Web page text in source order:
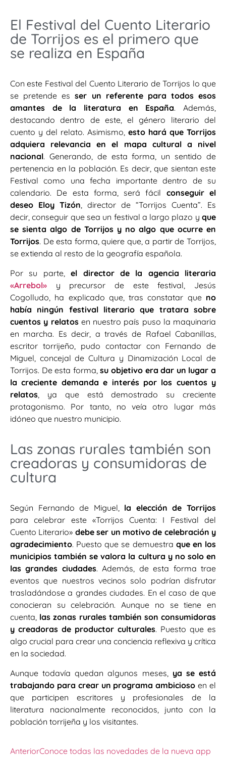
El Festival del Cuento Literario
de Torrijos es el primero que
se realiza en España
Con este Festival del Cuento Literario de Torrijos lo que
se pretende esser un referente para todos esos
amantes de la literatura en España. Además,
destacando dentro de este, el género literario del
cuento y del relato. Asimismo, esto hará que Torrijos
adquiera relevancia en el mapa cultural a nivel
nacional. Generando, de esta forma, un sentido de
pertenencia en la población. Es decir, que sientan este
Festival como una fecha importante dentro de su
calendario. De esta forma, será fácil conseguir el
deseo Eloy Tizón, director de “Torrijos Cuenta”. Es
decir, conseguir que sea un festival a largo plazo y que
se sienta algo de Torrijos y no algo que ocurre en
Torrijos. De esta forma, quiere que, a partir de Torrijos,
se extienda al resto de la geografía española.
Por su parte,el director de la agencia literaria
«Arrebol» y precursor de este festival, Jesús
Cogolludo, ha explicado que, tras constatar que no
había ningún festival literario que tratara sobre
cuentos y relatosen nuestro país puso la maquinaria
en marcha. Es decir, a través de Rafael Cabanillas,
escritor torrijeño, pudo contactar con Fernando de
Miguel, concejal de Cultura y Dinamización Local de
Torrijos. De esta forma,su objetivo era dar un lugar a
la creciente demanda e interés por los cuentos y
relatos , ya que está demostrado su creciente
protagonismo. Por tanto, no veía otro lugar más
idóneo que nuestro municipio.
Las zonas rurales también son
creadoras y consumidoras de
cultura
Según Fernando de Miguel, la elección de Torrijos
para celebrar este «Torrijos Cuenta: I Festival del
Cuento Literario» debe ser un motivo de celebración y
agradecimiento. Puesto que se demuestra que en los
municipios también se valora la cultura y no solo en
las grandes ciudades. Además, de esta forma trae
eventos que nuestros vecinos solo podrían disfrutar
trasladándose a grandes ciudades. En el caso de que
conocieran su celebración. Aunque no se tiene en
cuenta, las zonas rurales también son consumidoras
y creadoras de productor culturales. Puesto que es
algo crucial para crear una conciencia reflexiva y crítica
en la sociedad.
Aunque todavía quedan algunos meses, ya se está
trabajando para crear un programa ambicioso en el
que participen escritores y profesionales de la
literatura nacionalmente reconocidos, junto con la
población torrijeña y los visitantes.
AnteriorConoce todas las novedades de la nueva app